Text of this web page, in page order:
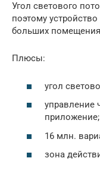
Угол светового
поэтому
больших
Плюсы:
угол
управление
приложение;
16 млн.
зона